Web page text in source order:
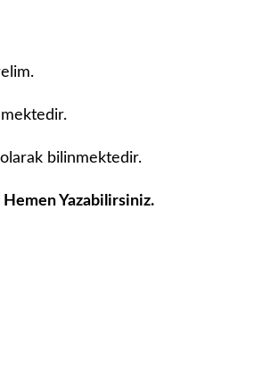
bilinmektedir.
Hemen Yazabilirsiniz.